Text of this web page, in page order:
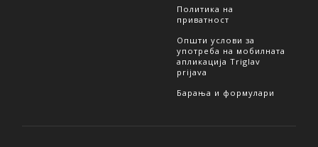
Политика на
приватност
Општи услови за
употреба на мобилната
апликација Triglav
prijava
Барања и формулари